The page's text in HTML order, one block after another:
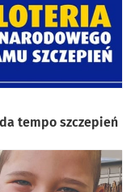
tempo szczepień